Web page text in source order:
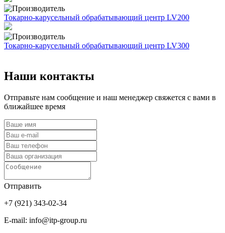
Токарно-карусельный обрабатывающий центр LV200
Токарно-карусельный обрабатывающий центр LV300
Наши контакты
Отправьте нам сообщение и наш менеджер свяжется с вами в
ближайшее время
Отправить
+7 (921) 343-02-34
E-mail: info@itp-group.ru